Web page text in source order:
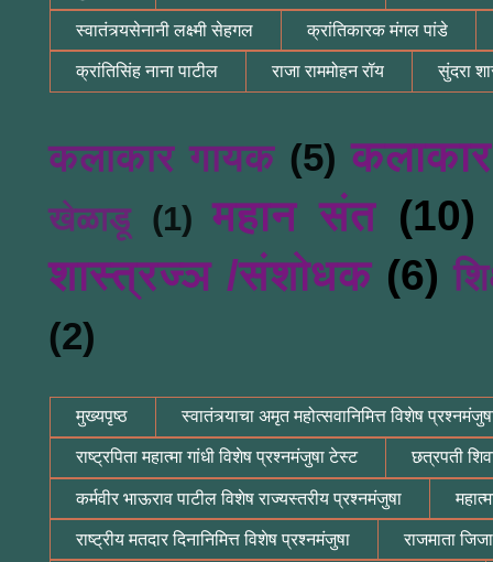
स्वातंत्र्यसेनानी लक्ष्मी सेहगल क्रांतिकारक मंगल पांडे
क्रांतिसिंह नाना पाटील राजा राममोहन रॉय सुंदरा
कलाकार गायक (5)
खेळाडू (1) महान संत (10)
शास्त्रज्ञ /संशोधक (6)
(2)
मुख्यपृष्ठ स्वातंत्र्याचा अमृत महोत्सवानिमित्त विशेष
राष्ट्रपिता महात्मा गांधी विशेष प्रश्नमंजुषा टेस्ट छत्रपती
कर्मवीर भाऊराव पाटील विशेष राज्यस्तरीय प्रश्नमंजुषा
राष्ट्रीय मतदार दिनानिमित्त विशेष प्रश्नमंजुषा राजमाता